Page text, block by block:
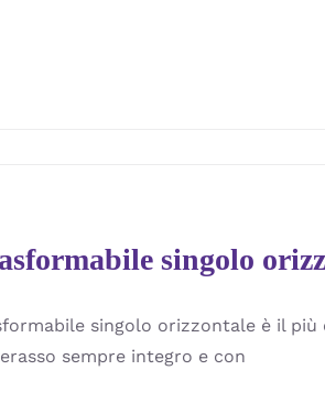
singolo
singolo orizzontale è il
sempre integro e con